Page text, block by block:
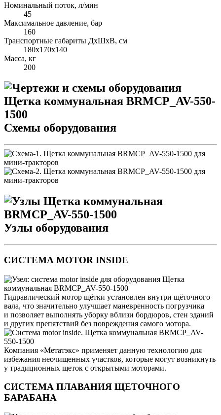
Номинальный поток, л/мин
45
Максимальное давление, бар
160
Транспортные габариты ДхШхВ, см
180х170х140
Масса, кг
200
Схемы оборудования
Узлы оборудования
СИСТЕМА MOTOR INSIDE
Гидравлический мотор щётки установлен внутри щёточного
вала, что значительно улучшает маневренность погрузчика
и позволяет выполнять уборку вблизи бордюров, стен зданий
и других препятствий без повреждения самого мотора.
Компания «Метатэкс» применяет данную технологию для
избежания неочищенных участков, которые могут возникнуть
у традиционных щеток с открытыми моторами.
СИСТЕМА ПЛАВАНИЯ ЩЕТОЧНОГО
БАРАБАНА